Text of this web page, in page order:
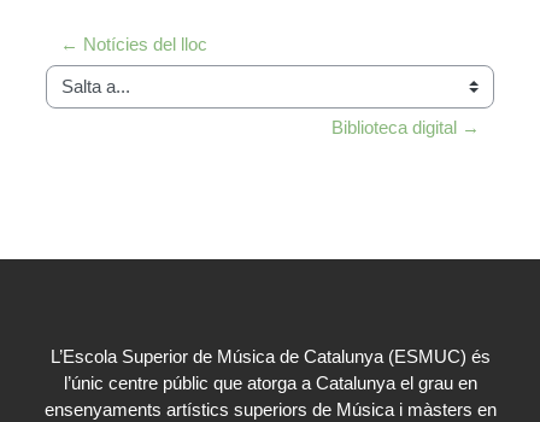
← Notícies del lloc
Salta a...
Biblioteca digital →
L’Escola Superior de Música de Catalunya (ESMUC) és
l’únic centre públic que atorga a Catalunya el grau en
ensenyaments artístics superiors de Música i màsters en